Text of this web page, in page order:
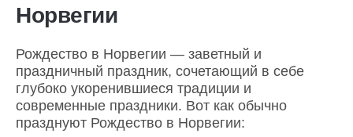
Норвегии
Рождество в Норвегии — заветный и
праздничный праздник, сочетающий в себе
глубоко укоренившиеся традиции и
современные праздники. Вот как обычно
празднуют Рождество в Норвегии: